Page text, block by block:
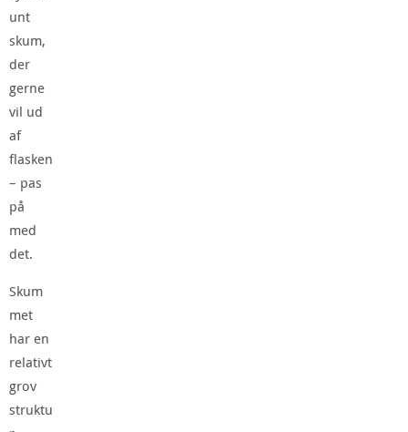
unt
skum,
der
gerne
vil ud
af
flasken
– pas
på
med
det.
Skum
met
har en
relativt
grov
struktu